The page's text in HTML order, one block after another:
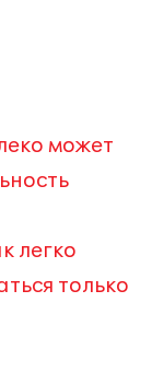
может
легко
только